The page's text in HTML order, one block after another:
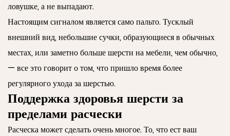
ловушке, а не выпадают.
Настоящим сигналом является само пальто. Тусклый
внешний вид, небольшие сучки, образующиеся в обычных
местах, или заметно больше шерсти на мебели, чем обычно,
— все это говорит о том, что пришло время более
регулярного ухода за шерстью.
Поддержка здоровья шерсти за
пределами расчески
Расческа может сделать очень многое. То, что ест ваш